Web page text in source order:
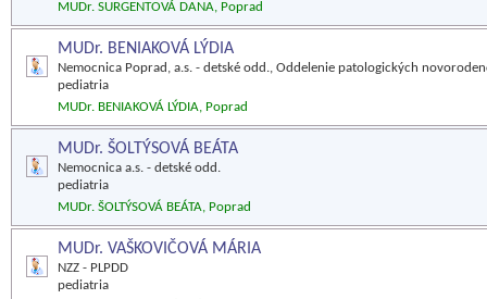
MUDr. SURGENTOVÁ DANA, Poprad
MUDr. BENIAKOVÁ LÝDIA
Nemocnica Poprad, a.s. - detské odd., Oddelenie patologických
pediatria
MUDr. BENIAKOVÁ LÝDIA, Poprad
MUDr. ŠOLTÝSOVÁ BEÁTA
Nemocnica a.s. - detské odd.
pediatria
MUDr. ŠOLTÝSOVÁ BEÁTA, Poprad
MUDr. VAŠKOVIČOVÁ MÁRIA
NZZ - PLPDD
pediatria